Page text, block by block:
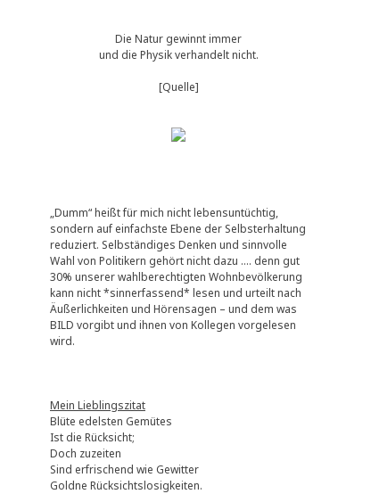
Die Natur gewinnt immer
und die Physik verhandelt nicht.
[Quelle]
„Dumm“ heißt für mich nicht lebensuntüchtig,
sondern auf einfachste Ebene der Selbsterhaltung
reduziert. Selbständiges Denken und sinnvolle
Wahl von Politikern gehört nicht dazu …. denn gut
30% unserer wahlberechtigten Wohnbevölkerung
kann nicht *sinnerfassend* lesen und urteilt nach
Äußerlichkeiten und Hörensagen – und dem was
BILD vorgibt und ihnen von Kollegen vorgelesen
wird.
Mein Lieblingszitat
Blüte edelsten Gemütes
Ist die Rücksicht;
Doch zuzeiten
Sind erfrischend wie Gewitter
Goldne Rücksichtslosigkeiten.